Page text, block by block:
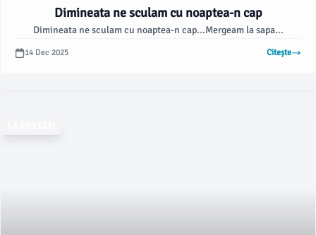
Dimineata ne sculam cu noaptea-n cap
Dimineata ne sculam cu noaptea-n cap...Mergeam la sapa...
14 Dec 2025 Citește